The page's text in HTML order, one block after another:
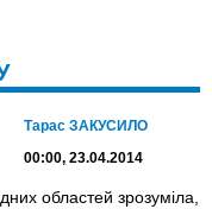
Тарас ЗАКУСИЛО
00:00, 23.04.2014
областей зрозуміла,